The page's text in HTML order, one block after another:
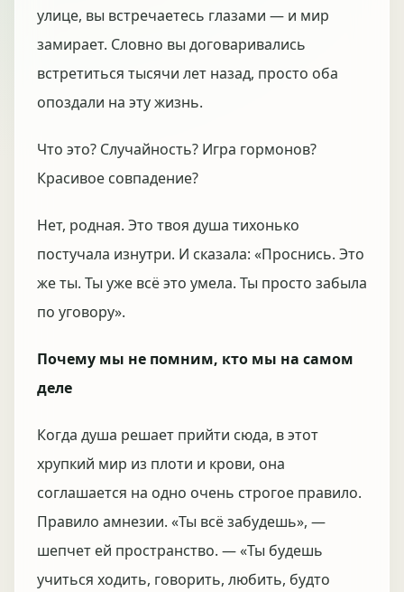
улице, вы встречаетесь глазами — и мир
замирает. Словно вы договаривались
встретиться тысячи лет назад, просто оба
опоздали на эту жизнь.
Что это? Случайность? Игра гормонов?
Красивое совпадение?
Нет, родная. Это твоя душа тихонько
постучала изнутри. И сказала: «Проснись. Это
же ты. Ты уже всё это умела. Ты просто забыла
по уговору».
Почему мы не помним, кто мы на самом
деле
Когда душа решает прийти сюда, в этот
хрупкий мир из плоти и крови, она
соглашается на одно очень строгое правило.
Правило амнезии. «Ты всё забудешь», —
шепчет ей пространство. — «Ты будешь
учиться ходить, говорить, любить, будто